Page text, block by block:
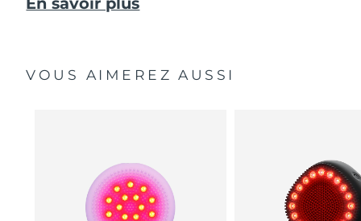
VOUS AIMEREZ AUSSI